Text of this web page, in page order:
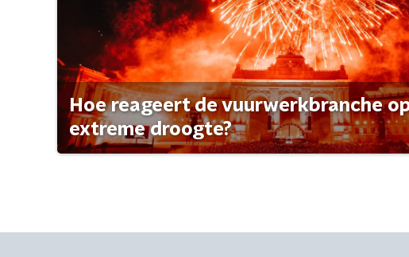
Hoe reageert de vuurwerkbranche
extreme droogte?